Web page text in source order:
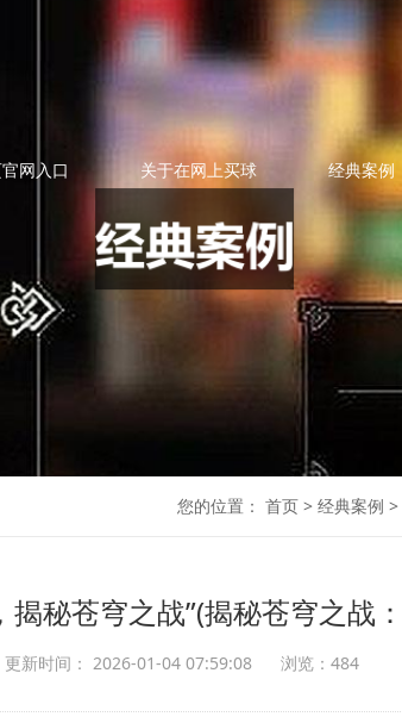
网入口 关于在网上买球 经典案例
您的位置： 首页 > 经典案例 >
揭秘苍穹之战”(揭秘苍穹之战
更新时间： 2026-01-04 07:59:08 浏览：484